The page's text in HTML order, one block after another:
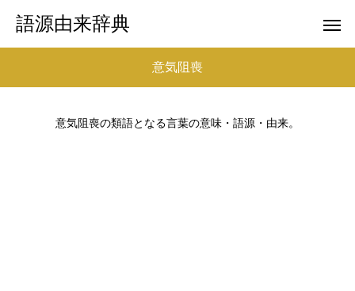
語源由来辞典
意気阻喪
意気阻喪の類語となる言葉の意味・語源・由来。